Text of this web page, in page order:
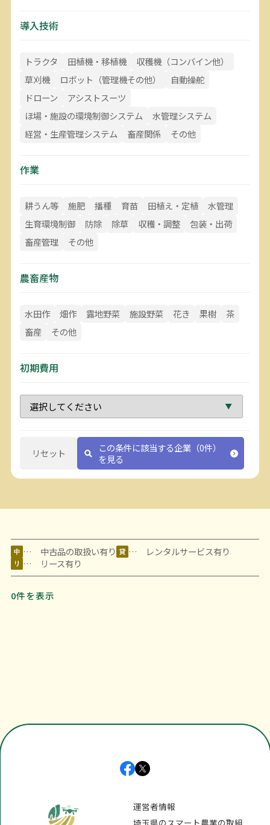
導入技術
トラクタ 田植機・移植機
収穫機（コンバイン他）
草刈機
ロボット（管理機その他）
自動操舵
ドローン
アシストスーツ
ほ場・施設の環境制御システム
水管理システム
経営・生産管理システム
畜産関係 その他
作業
耕うん等 施肥 播種 育苗 田植え・定植
水管理
生育環境制御
防除 除草 収穫・調整
包装・出荷
畜産管理
その他
農畜産物
水田作 畑作 露地野菜 施設野菜 花き 果樹
茶
畜産
その他
初期費用
リセット
この条件に該当する企業（0件）
を見る
… 中古品の取扱い有り
… レンタルサービス有り
… リース有り
0件を表示
運営者情報
埼玉県のスマート農業の取組